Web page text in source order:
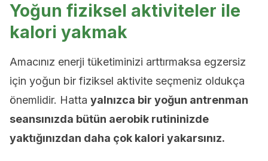
Yoğun fiziksel aktiviteler ile
kalori yakmak
Amacınız enerji tüketiminizi arttırmaksa egzersiz
için yoğun bir fiziksel aktivite seçmeniz oldukça
önemlidir. Hatta yalnızca bir yoğun antrenman
seansınızda bütün aerobik rutininizde
yaktığınızdan daha çok kalori yakarsınız.